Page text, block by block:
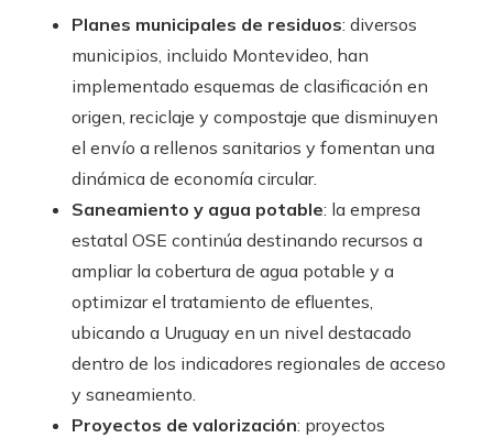
Planes municipales de residuos: diversos
municipios, incluido Montevideo, han
implementado esquemas de clasificación en
origen, reciclaje y compostaje que disminuyen
el envío a rellenos sanitarios y fomentan una
dinámica de economía circular.
Saneamiento y agua potable: la empresa
estatal OSE continúa destinando recursos a
ampliar la cobertura de agua potable y a
optimizar el tratamiento de efluentes,
ubicando a Uruguay en un nivel destacado
dentro de los indicadores regionales de acceso
y saneamiento.
Proyectos de valorización: proyectos